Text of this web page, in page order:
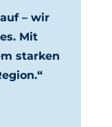
– wir
Mit
starken